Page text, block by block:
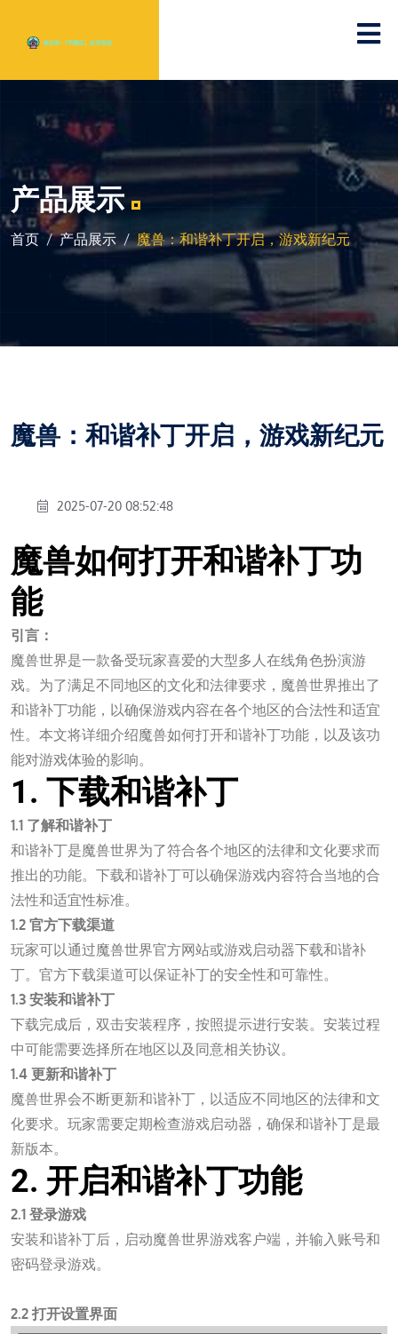
产品展示
首页 产品展示 魔兽：和谐补丁开启，游戏新纪元
魔兽：和谐补丁开启，游戏新纪元
2025-07-20 08:52:48
魔兽如何打开和谐补丁功
能
引言：
魔兽世界是一款备受玩家喜爱的大型多人在线角色扮演游
戏。为了满足不同地区的文化和法律要求，魔兽世界推出了
和谐补丁功能，以确保游戏内容在各个地区的合法性和适宜
性。本文将详细介绍魔兽如何打开和谐补丁功能，以及该功
能对游戏体验的影响。
1. 下载和谐补丁
1.1 了解和谐补丁
和谐补丁是魔兽世界为了符合各个地区的法律和文化要求而
推出的功能。下载和谐补丁可以确保游戏内容符合当地的合
法性和适宜性标准。
1.2 官方下载渠道
玩家可以通过魔兽世界官方网站或游戏启动器下载和谐补
丁。官方下载渠道可以保证补丁的安全性和可靠性。
1.3 安装和谐补丁
下载完成后，双击安装程序，按照提示进行安装。安装过程
中可能需要选择所在地区以及同意相关协议。
1.4 更新和谐补丁
魔兽世界会不断更新和谐补丁，以适应不同地区的法律和文
化要求。玩家需要定期检查游戏启动器，确保和谐补丁是最
新版本。
2. 开启和谐补丁功能
2.1 登录游戏
安装和谐补丁后，启动魔兽世界游戏客户端，并输入账号和
密码登录游戏。
2.2 打开设置界面